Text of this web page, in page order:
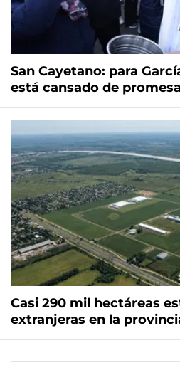
San Cayetano: para
está cansado de
Casi 290 mil hectáreas
extranjeras en la